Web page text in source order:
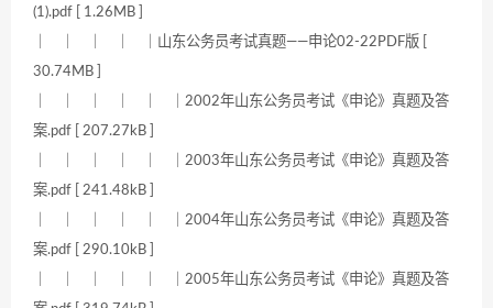
(1).pdf [ 1.26MB ]
｜ ｜ ｜ ｜ ｜山东公务员考试真题——申论02-22PDF版 [
30.74MB ]
｜ ｜ ｜ ｜ ｜ ｜2002年山东公务员考试《申论》真题及答
案.pdf [ 207.27kB ]
｜ ｜ ｜ ｜ ｜ ｜2003年山东公务员考试《申论》真题及答
案.pdf [ 241.48kB ]
｜ ｜ ｜ ｜ ｜ ｜2004年山东公务员考试《申论》真题及答
案.pdf [ 290.10kB ]
｜ ｜ ｜ ｜ ｜ ｜2005年山东公务员考试《申论》真题及答